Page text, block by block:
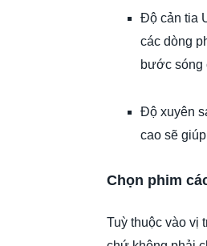
Độ cản tia
các dòng
bước sóng
Độ xuyên
cao sẽ
Chọn phim
Tuỳ thuộc vào vị